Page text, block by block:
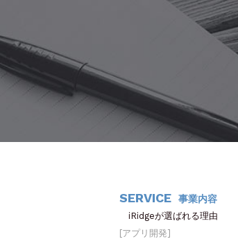
SERVICE 事業内容
iRidgeが選ばれる理由
アプリ開発